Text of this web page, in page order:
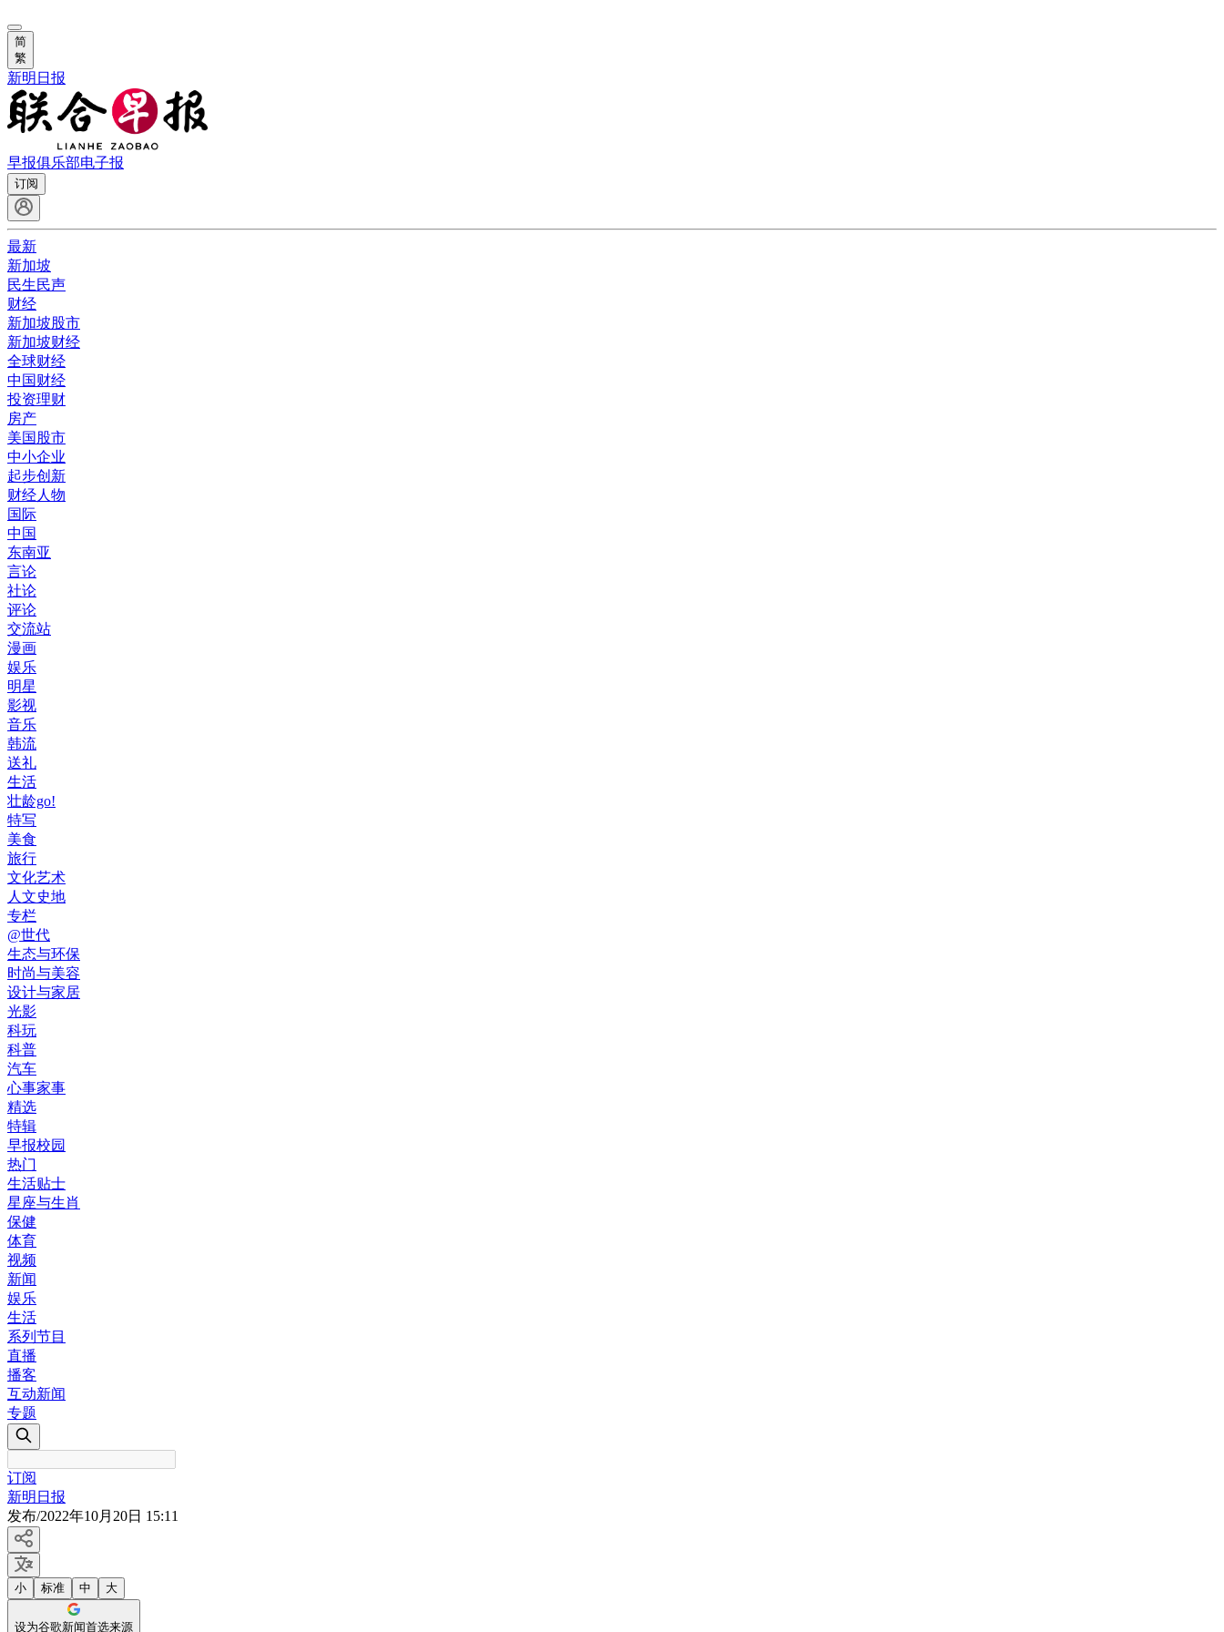
简
繁
新明日报
早报俱乐部电子报
订阅
最新
新加坡
民生民声
财经
新加坡股市
新加坡财经
全球财经
中国财经
投资理财
房产
美国股市
中小企业
起步创新
财经人物
国际
中国
东南亚
言论
社论
评论
交流站
漫画
娱乐
明星
影视
音乐
韩流
送礼
生活
壮龄go!
特写
美食
旅行
文化艺术
人文史地
专栏
@世代
生态与环保
时尚与美容
设计与家居
光影
科玩
科普
汽车
心事家事
精选
特辑
早报校园
热门
生活贴士
星座与生肖
保健
体育
视频
新闻
娱乐
生活
系列节目
直播
播客
互动新闻
专题
订阅
新明日报
发布/2022年10月20日 15:11
小 标准 中 大
设为谷歌新闻首选来源